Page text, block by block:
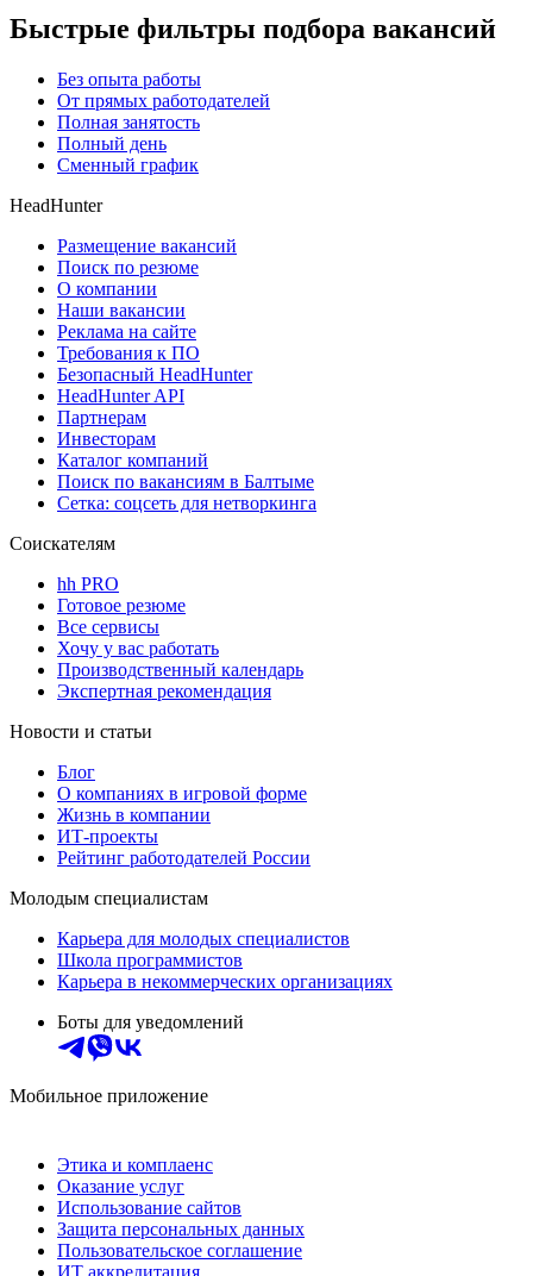
Быстрые фильтры подбора вакансий
Без опыта работы
От прямых работодателей
Полная занятость
Полный день
Сменный график
HeadHunter
Размещение вакансий
Поиск по резюме
О компании
Наши вакансии
Реклама на сайте
Требования к ПО
Безопасный HeadHunter
HeadHunter API
Партнерам
Инвесторам
Каталог компаний
Поиск по вакансиям в Балтыме
Сетка: соцсеть для нетворкинга
Соискателям
hh PRO
Готовое резюме
Все сервисы
Хочу у вас работать
Производственный календарь
Экспертная рекомендация
Новости и статьи
Блог
О компаниях в игровой форме
Жизнь в компании
ИТ-проекты
Рейтинг работодателей России
Молодым специалистам
Карьера для молодых специалистов
Школа программистов
Карьера в некоммерческих организациях
Боты для уведомлений
Мобильное приложение
Этика и комплаенс
Оказание услуг
Использование сайтов
Защита персональных данных
Пользовательское соглашение
ИТ аккредитация